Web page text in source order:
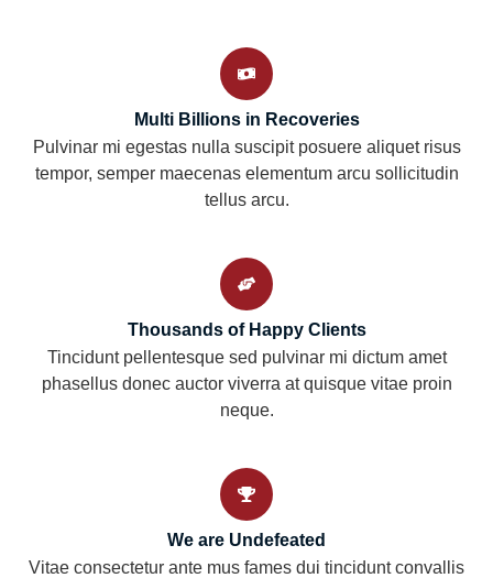
Multi Billions in Recoveries
Pulvinar mi egestas nulla suscipit posuere aliquet risus
tempor, semper maecenas elementum arcu sollicitudin
tellus arcu.
Thousands of Happy Clients
Tincidunt pellentesque sed pulvinar mi dictum amet
phasellus donec auctor viverra at quisque vitae proin
neque.
We are Undefeated
Vitae consectetur ante mus fames dui tincidunt convallis